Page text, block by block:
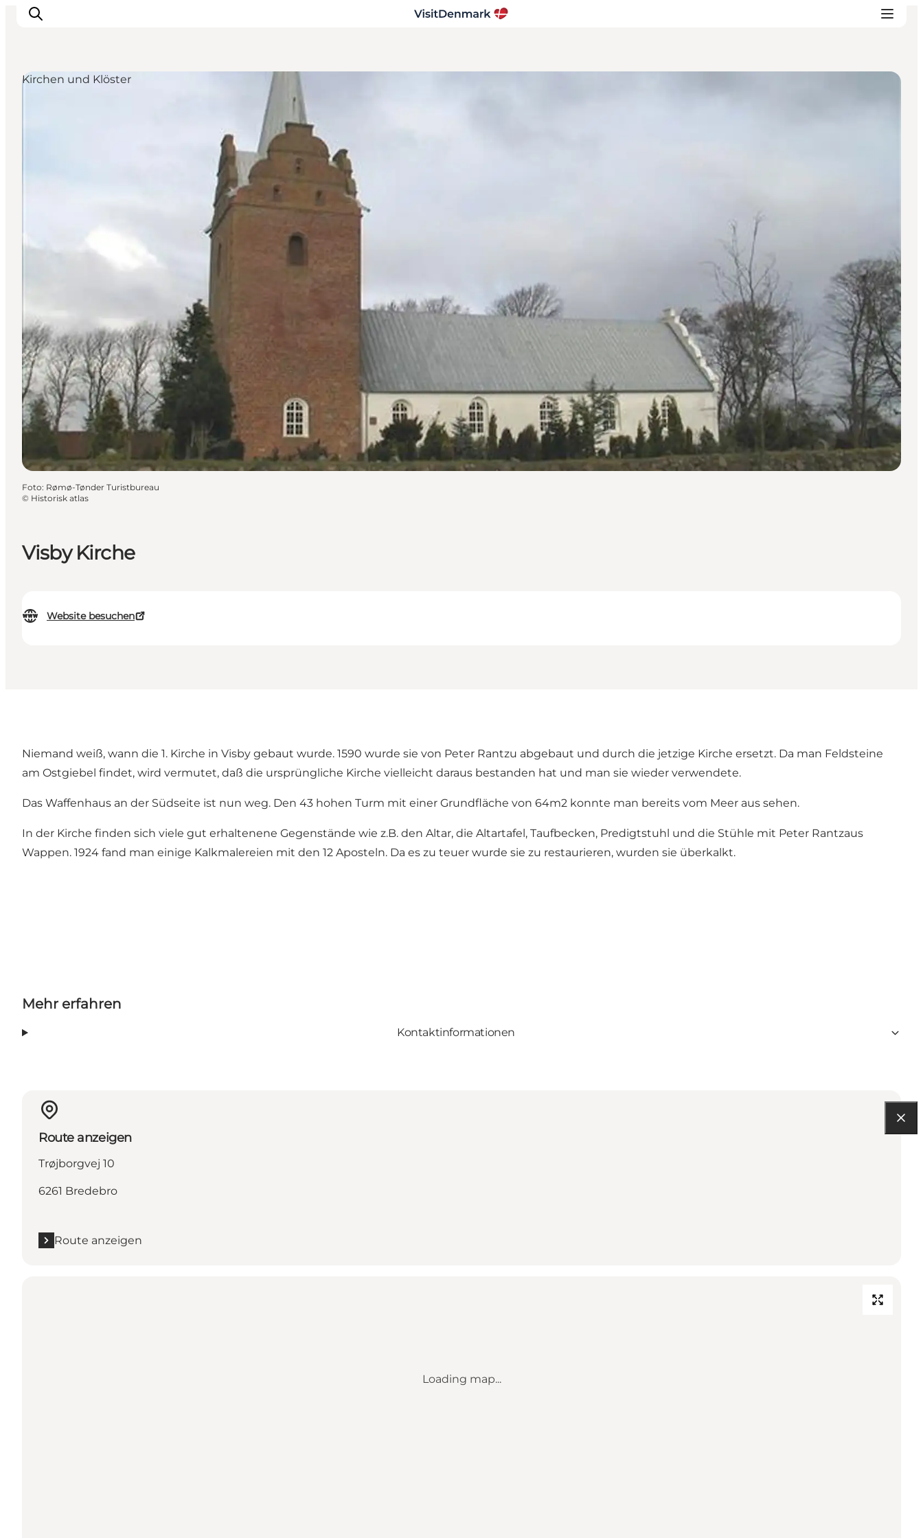
Visby Kirche
Website besuchen
Kirchen und Klöster
Foto: Rømø-Tønder Turistbureau
© Historisk atlas
Niemand weiß, wann die 1. Kirche in Visby gebaut wurde. 1590 wurde sie von Peter Rantzu abgebaut und durch die jetzige Kirche ersetzt. Da man Feldsteine
am Ostgiebel findet, wird vermutet, daß die ursprüngliche Kirche vielleicht daraus bestanden hat und man sie wieder verwendete.
Das Waffenhaus an der Südseite ist nun weg. Den 43 hohen Turm mit einer Grundfläche von 64m2 konnte man bereits vom Meer aus sehen.
In der Kirche finden sich viele gut erhaltenene Gegenstände wie z.B. den Altar, die Altartafel, Taufbecken, Predigtstuhl und die Stühle mit Peter Rantzaus
Wappen. 1924 fand man einige Kalkmalereien mit den 12 Aposteln. Da es zu teuer wurde sie zu restaurieren, wurden sie überkalkt.
Mehr erfahren
Kontaktinformationen
Route anzeigen
Trøjborgvej 10
6261 Bredebro
Route anzeigen
Loading map...